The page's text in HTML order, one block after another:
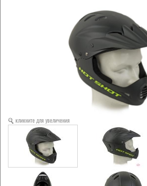
кликните для увеличения